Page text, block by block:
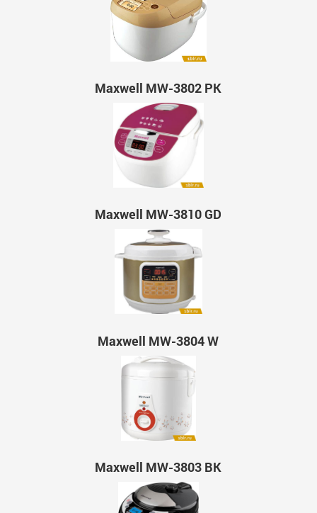
Maxwell MW-3802 PK
Maxwell MW-3810 GD
Maxwell MW-3804 W
Maxwell MW-3803 BK